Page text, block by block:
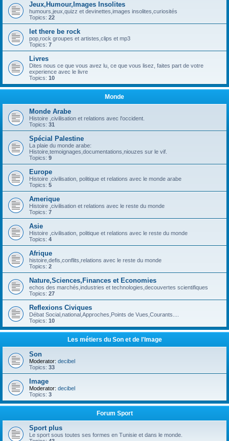
Jeux,Humour,Images Insolites
humours,jeux,quizz et devinettes,images insolites,curiosités
Topics: 22
let there be rock
pop,rock groupes et artistes,clips et mp3
Topics: 7
Livres
Dites nous ce que vous avez lu, ce que vous lisez, faites part de votre
experience avec le livre
Topics: 10
Monde
Monde Arabe
Histoire ,civilisation et relations avec l'occident.
Topics: 31
Spécial Palestine
La plaie du monde arabe:
Histoire,temoignages,documentations,niouzes sur le vif.
Topics: 9
Europe
Histoire ,civilisation, politique et relations avec le monde arabe
Topics: 5
Amerique
Histoire ,civilisation et relations avec le reste du monde
Topics: 7
Asie
Histoire ,civilisation, politique et relations avec le reste du monde
Topics: 4
Afrique
histoire,defis,conflits,relations avec le reste du monde
Topics: 2
Nature,Sciences,Finances et Economies
echos des marchés,industries et technologies,decouvertes scientifiques
Topics: 27
Reflexions Civiques
Débat Social,national,Approches,Points de Vues,Courants....
Topics: 10
Les métiers du Son et de l'Image
Son
Moderator: decibel
Topics: 33
Image
Moderator: decibel
Topics: 3
Forum Sport
Sport plus
Le sport sous toutes ses formes en Tunisie et dans le monde.